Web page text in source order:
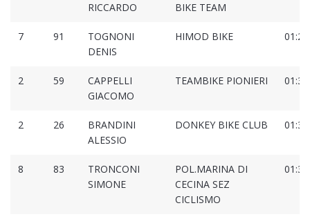
RICCARDO
BIKE TEAM
7 91
TOGNONI
DENIS
HIMOD BIKE
2 59
CAPPELLI
GIACOMO
TEAMBIKE PIONIERI
2 26
BRANDINI
ALESSIO
DONKEY BIKE CLUB
8 83
TRONCONI
SIMONE
POL.MARINA DI
CECINA SEZ
CICLISMO